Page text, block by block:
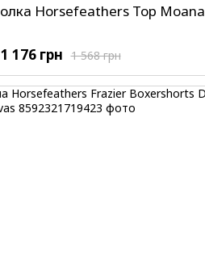
Horsefeathers Top Moana
1 568 грн
1 176 грн